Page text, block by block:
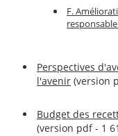
F.
Perspectives
l'avenir (version
Budget des
(version pdf - 1